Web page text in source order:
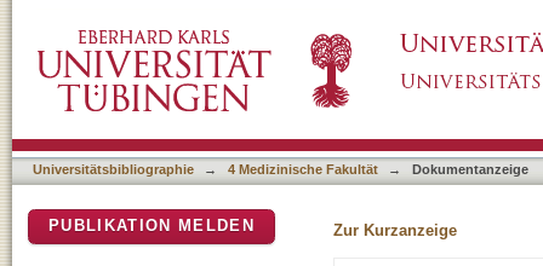
Superfamilie sind unterschiedlich bei
Universitätsbibliographie → 4 Medizinische Fakultät → Dokumentanzeige
Zur Kurzanzeige
PUBLIKATION MELDEN